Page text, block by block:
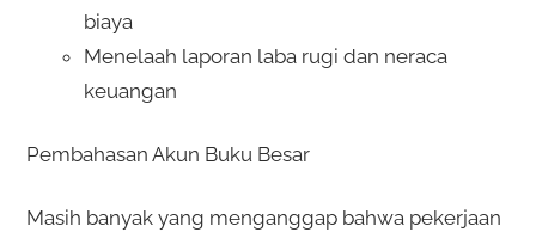
biaya
Menelaah laporan laba rugi dan neraca
keuangan
Pembahasan Akun Buku Besar
Masih banyak yang menganggap bahwa pekerjaan